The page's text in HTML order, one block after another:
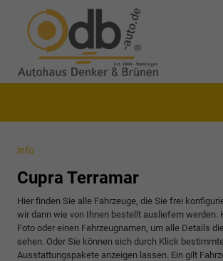
info
Cupra Terramar
Hier finden Sie alle Fahrzeuge, die Sie frei
wir dann wie von Ihnen bestellt ausliefern werden.
Foto oder einen Fahrzeugnamen, um alle Details
sehen. Oder Sie können sich durch Klick
Ausstattungspakete anzeigen lassen. Ein gilt